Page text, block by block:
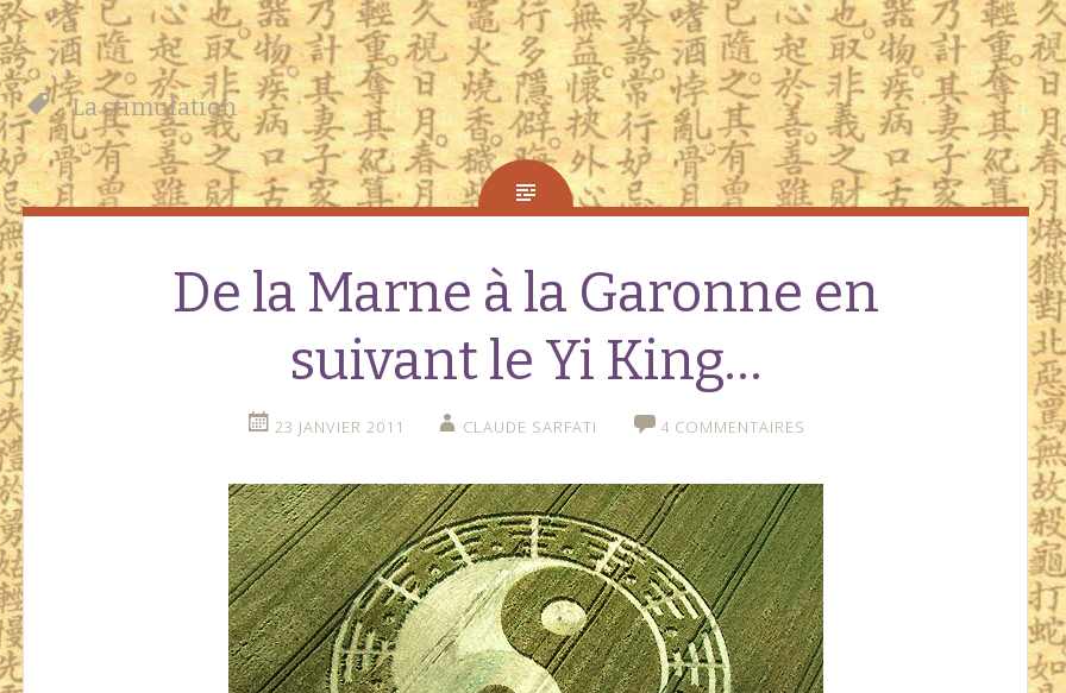
La stimulation
De la Marne à la Garonne en
suivant le Yi King…
23 JANVIER 2011 CLAUDE SARFATI 4 COMMENTAIRES